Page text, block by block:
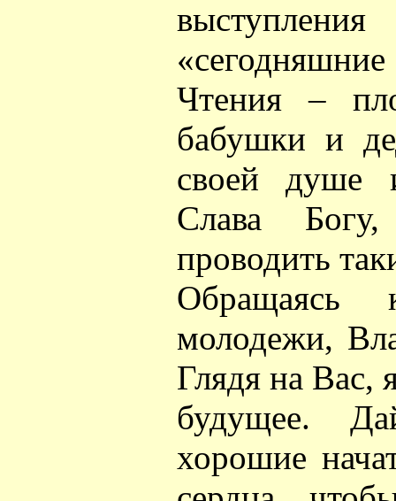
Чтения –
бабушки и
своей душе
Слава
проводить
Обращаясь
молодежи,
Глядя на Вас,
будущее.
хорошие